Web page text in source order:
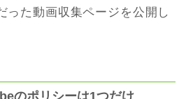
った動画収集ページを公開し
のポリシーは1つだけ